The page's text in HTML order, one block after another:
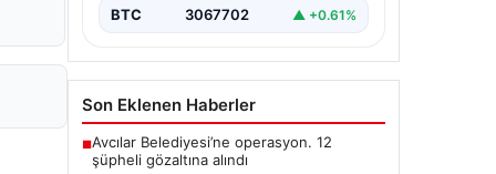
BTC 3067702 ▲ +0.61%
Son Eklenen Haberler
■Avcılar Belediyesi’ne operasyon. 12
şüpheli gözaltına alındı